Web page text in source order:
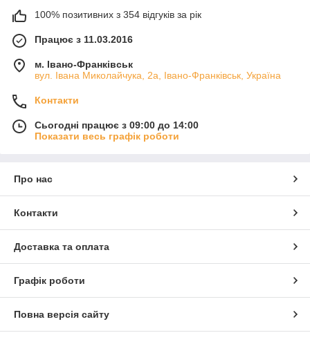
100% позитивних з 354 відгуків за рік
Працює з 11.03.2016
м. Івано-Франківськ
вул. Івана Миколайчука, 2а, Івано-Франківськ, Україна
Контакти
Сьогодні працює з 09:00 до 14:00
Показати весь графік роботи
Про нас
Контакти
Доставка та оплата
Графік роботи
Повна версія сайту